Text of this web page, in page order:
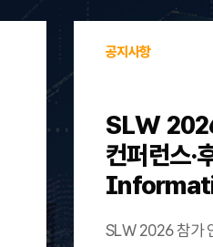
공지사항
SLW
컨퍼런스
SLW 2026 참가